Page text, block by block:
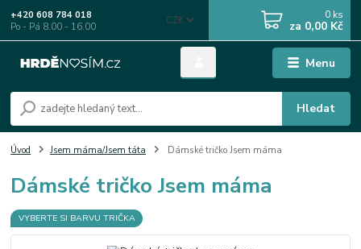
Menu
CZK
Hledat
+420 608 784 018
Po - Pá 8.00 - 16.00
0 ks
za 0,00 Kč
Úvod Jsem máma/Jsem táta Dámské tričko Jsem máma
Dámské tričko Jsem máma
VYBERTE SI BARVU TRIČKA